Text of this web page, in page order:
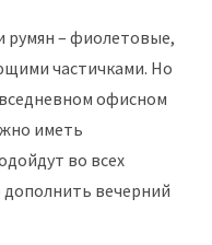
– фиолетовые,
частичками. Но
офисном
иметь
во всех
вечерний